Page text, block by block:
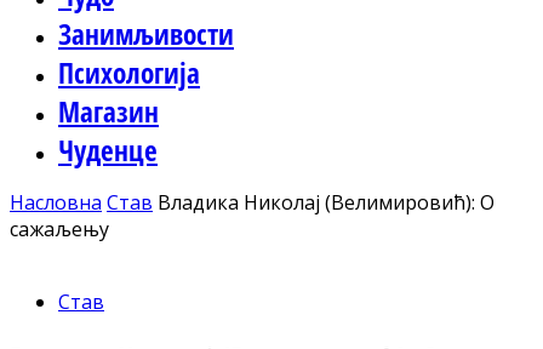
Занимљивости
Психологија
Магазин
Чуденце
Насловна Став Владика Николај (Велимировић): О
сажаљењу
Став